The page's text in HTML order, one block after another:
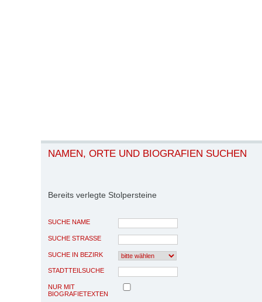
NAMEN, ORTE UND BIOGRAFIEN SUCHEN
Bereits verlegte Stolpersteine
SUCHE NAME
SUCHE STRASSE
SUCHE IN BEZIRK
STADTTEILSUCHE
NUR MIT
BIOGRAFIETEXTEN